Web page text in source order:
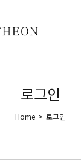
로그인
Home > 로그인